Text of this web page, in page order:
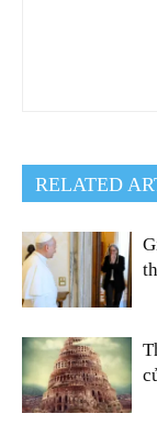
RELATED